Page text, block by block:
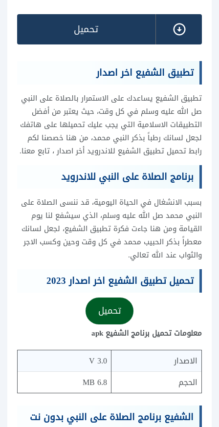
تحميل
تطبيق الشفيع اخر اصدار
تطبيق الشفيع يساعدك على الاستمرار بالصلاة على النبي
صل الله عليه وسلم في كل وقت، حيث يعتبر من أفضل
التطبيقات الاسلامية التي يجب عليك تحميلها على هاتفك
لجعل لسانك رطباً بذكر النبي محمد، من هنا خصصنا لكم
رابط تحميل تطبيق الشفيع للاندرويد أخر اصدار ، تابع معنا.
برنامج الصلاة على النبي للاندرويد
بسبب الانشغال في الحياة اليومية، قد ننسى الصلاة على
النبي محمد صل الله عليه وسلم، الذي سيشفع لنا يوم
القيامة ومن هنا جاءت فكرة تطبيق الشفيع، لجعل لسانك
معطراً بذكر الحبيب محمد في كل وقت وحين وكسب الاجر
والثواب عند الله تعالي.
تحميل تطبيق الشفيع اخر اصدار 2023
تحميل
معلومات تحميل برنامج الشفيع apk
الاصدار
3.0 V
الحجم
6.8 MB
الشفيع برنامج الصلاة على النبي بدون نت